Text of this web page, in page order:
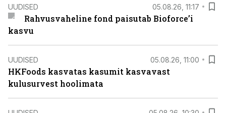
UUDISED 05.08.26, 11:17
Rahvusvaheline fond paisutab Bioforce’i
kasvu
UUDISED 05.08.26, 11:00
HKFoods kasvatas kasumit kasvavast
kulusurvest hoolimata